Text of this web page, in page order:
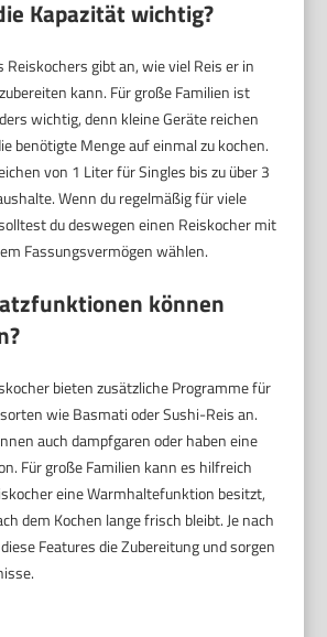
Kapazität wichtig?
Reiskochers gibt an, wie viel Reis er in
kann. Für große Familien ist
wichtig, denn kleine Geräte reichen
benötigte Menge auf einmal zu kochen.
von 1 Liter für Singles bis zu über 3
Wenn du regelmäßig für viele
du deswegen einen Reiskocher mit
Fassungsvermögen wählen.
können
bieten zusätzliche Programme für
wie Basmati oder Sushi-Reis an.
auch dampfgaren oder haben eine
Für große Familien kann es hilfreich
eine Warmhaltefunktion besitzt,
dem Kochen lange frisch bleibt. Je nach
Features die Zubereitung und sorgen